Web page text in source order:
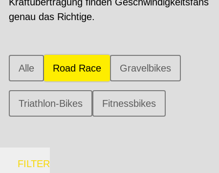
genau das Richtige.
Alle Road Race Gravelbikes
Triathlon-Bikes Fitnessbikes
FILTER